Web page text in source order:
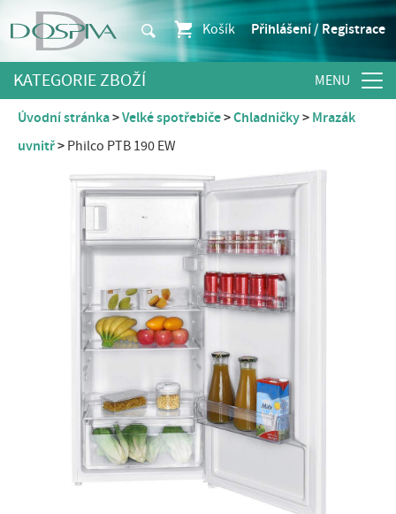
Košík Přihlášení / Registrace
KATEGORIE ZBOŽÍ
Úvodní stránka Velké spotřebiče Chladničky
Mrazák
uvnitř
Philco PTB 190 EW